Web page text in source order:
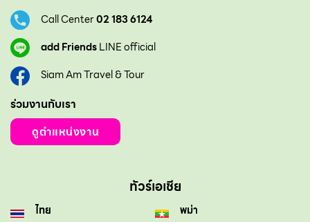
Call Center02 183 6124
add FriendsLINE official
Siam Am Travel & Tour
ร่วมงานกับเรา
ดูตำแหน่งงาน
ทัวร์เอเชีย
ไทย
พม่า